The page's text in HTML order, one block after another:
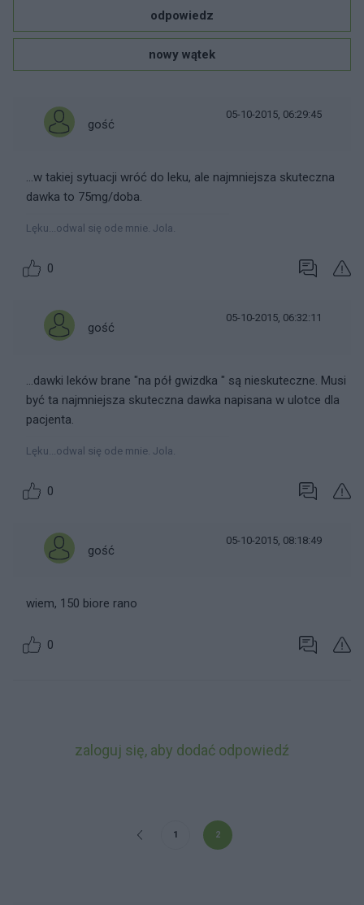
odpowiedz
nowy wątek
gość
05-10-2015, 06:29:45
...w takiej sytuacji wróć do leku, ale najmniejsza skuteczna
dawka to 75mg/doba.
Lęku...odwal się ode mnie. Jola.
0
gość
05-10-2015, 06:32:11
...dawki leków brane "na pół gwizdka " są nieskuteczne. Musi
być ta najmniejsza skuteczna dawka napisana w ulotce dla
pacjenta.
Lęku...odwal się ode mnie. Jola.
0
gość
05-10-2015, 08:18:49
wiem, 150 biore rano
0
zaloguj się, aby dodać odpowiedź
1 2